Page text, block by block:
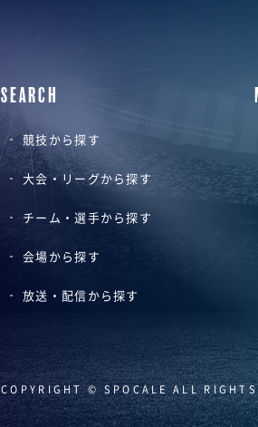
SEARCH
競技から探す
大会・リーグから探す
チーム・選手から探す
会場から探す
放送・配信から探す
COPYRIGHT © SPOCALE ALL